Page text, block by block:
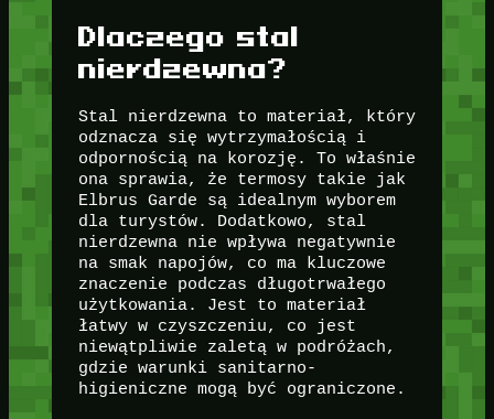
Dlaczego stal
nierdzewna?
Stal nierdzewna to materiał, który
odznacza się wytrzymałością i
odpornością na korozję. To właśnie
ona sprawia, że termosy takie jak
Elbrus Garde są idealnym wyborem
dla turystów. Dodatkowo, stal
nierdzewna nie wpływa negatywnie
na smak napojów, co ma kluczowe
znaczenie podczas długotrwałego
użytkowania. Jest to materiał
łatwy w czyszczeniu, co jest
niewątpliwie zaletą w podróżach,
gdzie warunki sanitarno-
higieniczne mogą być ograniczone.